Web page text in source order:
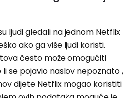
ljudi gledali na jednom Netflix
ako ga više ljudi koristi.
često može omogućiti
li se pojavio naslov nepoznato ,
dijete Netflix mogao koristiti